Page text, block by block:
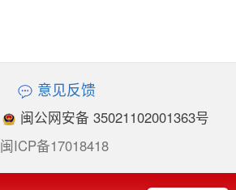
意见反馈
闽公网安备 35021102001363号
闽ICP备17018418